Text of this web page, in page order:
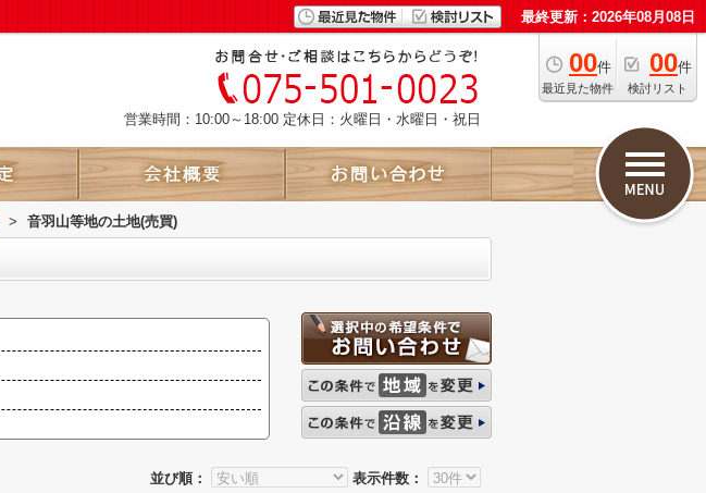
最終更新：2026年08月08日
00件
最近見た物件
00件
検討リスト
営業時間：10:00～18:00 定休日：火曜日・水曜日・祝日
> 音羽山等地の土地(売買)
並び順： 表示件数：